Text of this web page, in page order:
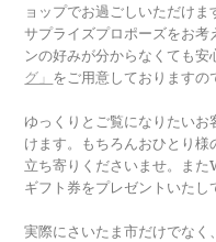
ョップでお過ごしいただけま
サプライズプロポーズをお
ンの好みが分からなくても安
グ」 をご用意しておりますの
ゆっくりとご覧になりたいお
けます。もちろんおひとり
立ち寄りくださいませ。ま
ギフト券をプレゼントいたし
実際にさいたま市だけでな